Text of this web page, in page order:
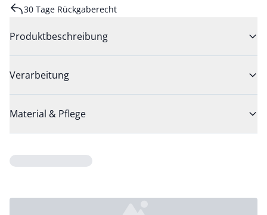
30 Tage Rückgaberecht
Produktbeschreibung
Verarbeitung
Material & Pflege